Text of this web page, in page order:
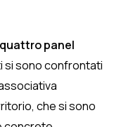
quattro panel
si sono confrontati
che si sono